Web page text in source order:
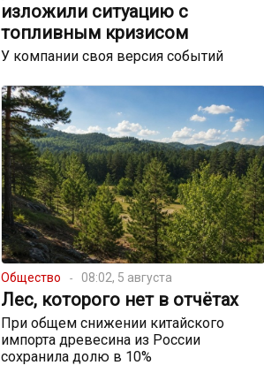
изложили ситуацию с
топливным кризисом
У компании своя версия событий
Общество 08:02, 5 августа
Лес, которого нет в отчётах
При общем снижении китайского
импорта древесина из России
сохранила долю в 10%